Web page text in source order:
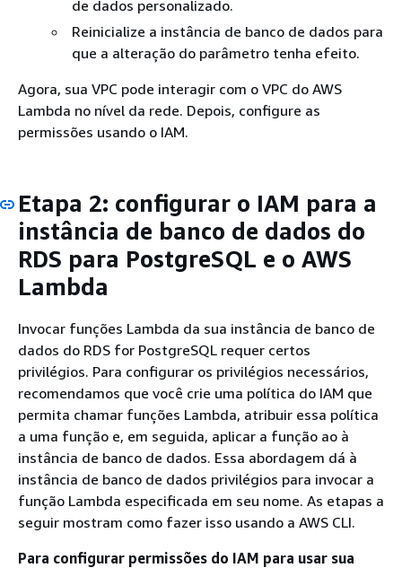
de dados personalizado.
Reinicialize a instância de banco de dados para
que a alteração do parâmetro tenha efeito.
Agora, sua VPC pode interagir com o VPC do AWS
Lambda no nível da rede. Depois, configure as
permissões usando o IAM.
Etapa 2: configurar o IAM para a
instância de banco de dados do
RDS para PostgreSQL e o AWS
Lambda
Invocar funções Lambda da sua instância de banco de
dados do RDS for PostgreSQL requer certos
privilégios. Para configurar os privilégios necessários,
recomendamos que você crie uma política do IAM que
permita chamar funções Lambda, atribuir essa política
a uma função e, em seguida, aplicar a função ao à
instância de banco de dados. Essa abordagem dá à
instância de banco de dados privilégios para invocar a
função Lambda especificada em seu nome. As etapas a
seguir mostram como fazer isso usando a AWS CLI.
Para configurar permissões do IAM para usar sua